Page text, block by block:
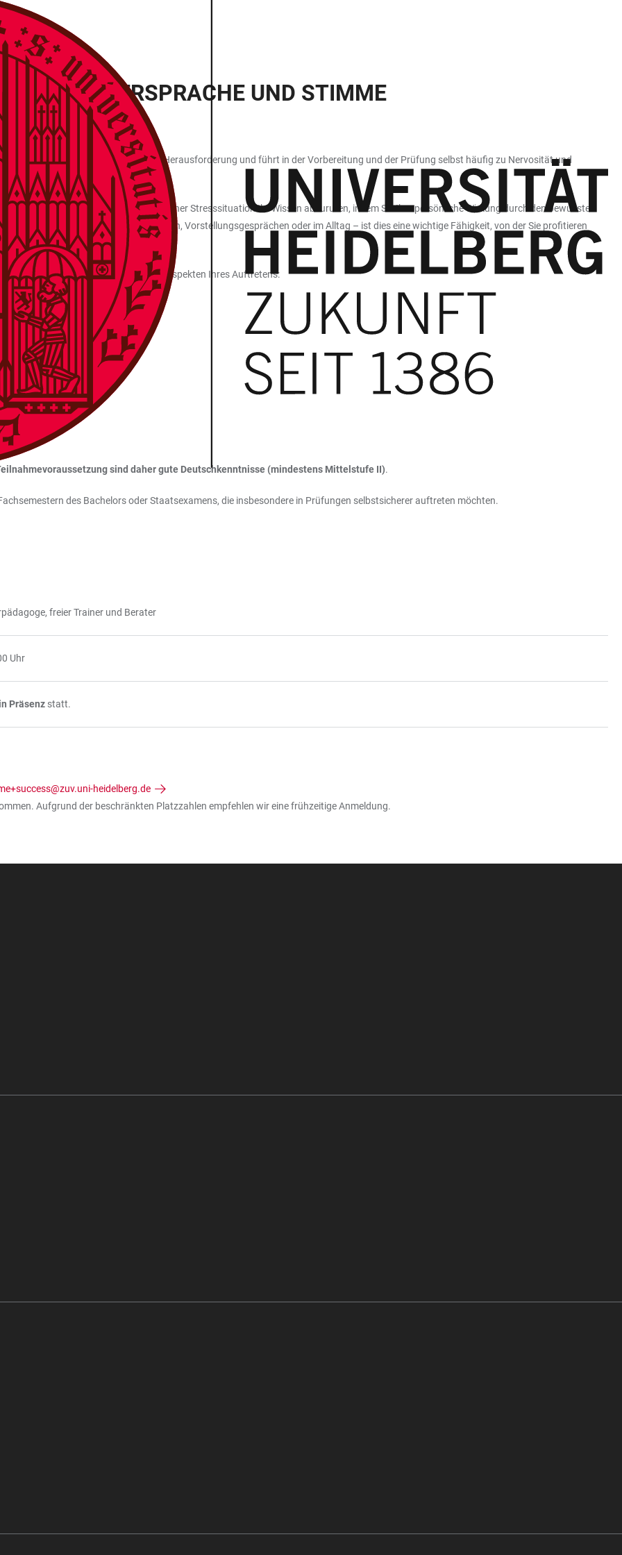
KÖRPERSPRACHE UND STIMME
– zu absolvieren, ist eine besondere Herausforderung und führt in der Vorbereitung und der Prüfung selbst häufig zu Nervosität und
Prüfung zu gehen und auch in einer Stresssituation Ihr Wissen abzurufen, indem Sie Ihre persönliche Wirkung durch den bewussten
– bei Präsentationen, Vorstellungsgesprächen oder im Alltag – ist dies eine wichtige Fähigkeit, von der Sie profitieren
insbesondere an folgenden Aspekten Ihres Auftretens:
sind daher gute Deutschkenntnisse (mindestens Mittelstufe II).
des Bachelors oder Staatsexamens, die insbesondere in Prüfungen selbstsicherer auftreten möchten.
freier Trainer und Berater
Uhr
Präsenz statt.
heidelberg.de
Aufgrund der beschränkten Platzzahlen empfehlen wir eine frühzeitige Anmeldung.